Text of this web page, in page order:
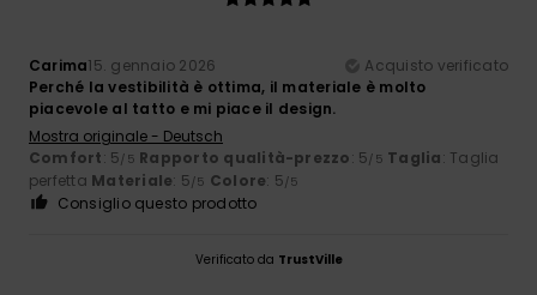
Carima15. gennaio 2026
Acquisto verificato
Perché la vestibilità è ottima, il materiale è molto
piacevole al tatto e mi piace il design.
Mostra originale - Deutsch
Comfort: 5/5 Rapporto qualità-prezzo: 5/5 Taglia: Taglia
perfetta Materiale: 5/5 Colore: 5/5
Consiglio questo prodotto
Verificato da TrustVille